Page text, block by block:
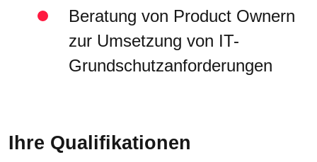
Beratung von Product Ownern
zur Umsetzung von IT-
Grundschutzanforderungen
Ihre Qualifikationen